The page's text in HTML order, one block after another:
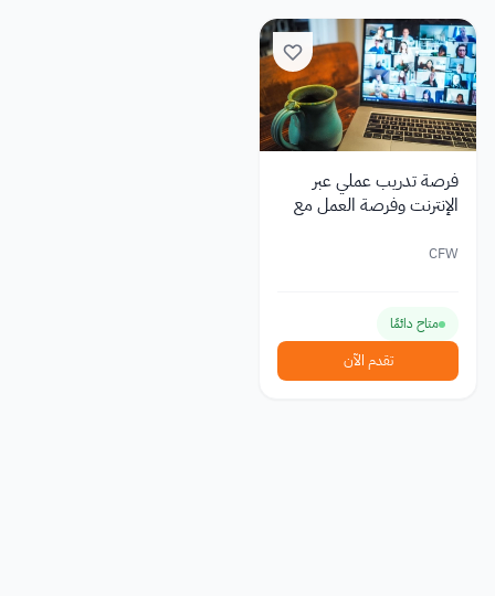
فرصة تدريب عملي عبر
الإنترنت وفرصة العمل مع
شركة CFW
CFW
متاح دائمًا
تقدم الآن